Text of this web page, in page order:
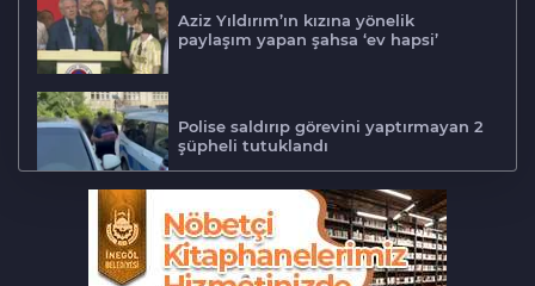
Aziz Yıldırım’ın kızına yönelik
paylaşım yapan şahsa ‘ev hapsi’
Polise saldırıp görevini yaptırmayan 2
şüpheli tutuklandı
Tarihi eser kaçakçısı Bursa'da sert
kayaya çarptı